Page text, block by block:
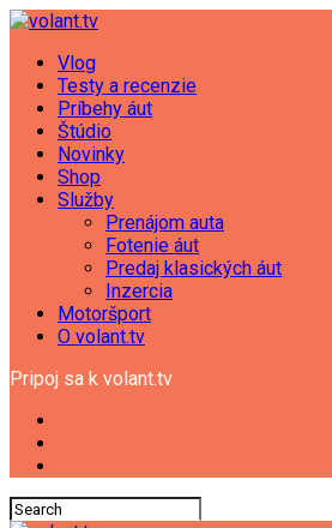
Vlog
Testy a recenzie
Príbehy áut
Štúdio
Novinky
Shop
Služby
Prenájom auta
Fotenie áut
Predaj klasických áut
Inzercia
Motoršport
O volant.tv
Pripoj sa k volant.tv